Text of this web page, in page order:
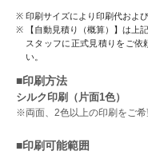
印刷サイズにより印刷代およ
【自動見積り（概算）】は上
スタッフに正式見積りをご依
い。
■印刷方法
シルク印刷（片面1色）
※両面、2色以上の印刷をご希
■印刷可能範囲